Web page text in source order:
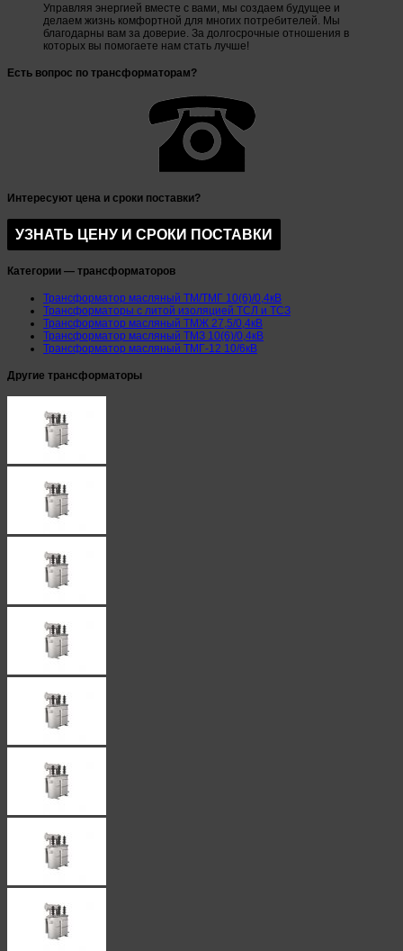
Управляя энергией вместе с вами, мы создаем будущее и
делаем жизнь комфортной для многих потребителей. Мы
благодарны вам за доверие. За долгосрочные отношения в
которых вы помогаете нам стать лучше!
Есть вопрос по трансформаторам?
Интересуют цена и сроки поставки?
Категории — трансформаторов
Трансформатор масляный ТМ/ТМГ 10(6)/0,4кВ
Трансформаторы с литой изоляцией ТСЛ и ТСЗ
Трансформатор масляный ТМЖ 27,5/0,4кВ
Трансформатор масляный ТМЗ 10(6)/0,4кВ
Трансформатор масляный ТМГ-12 10/6кВ
Другие трансформаторы